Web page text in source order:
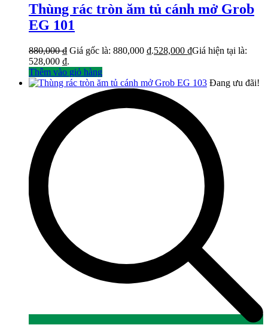
Thùng rác tròn ăm tủ cánh mở Grob
EG 101
880,000₫ Giá gốc là: 880,000 ₫.528,000 ₫Giá hiện tại là:
528,000 ₫.
Thêm vào giỏ hàng
Đang ưu đãi!